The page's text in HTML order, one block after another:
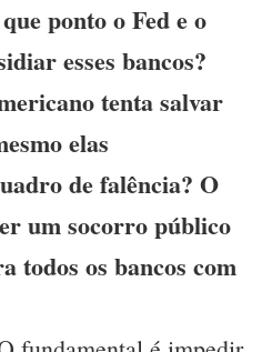
ponto o Fed e o
esses bancos?
tenta salvar
elas
de falência? O
um socorro público
todos os bancos com